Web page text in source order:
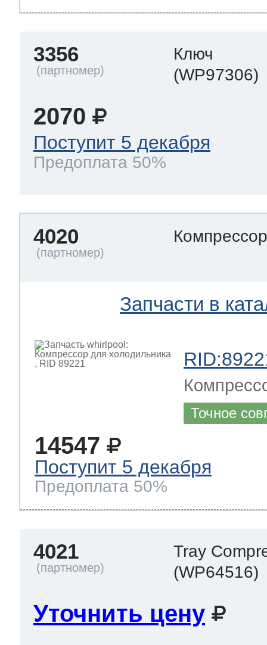
3356
Ключ
(WP97306)
2070
Поступит 5 декабря
Предоплата 50%
4020
Запчасти в
Точное
14547
Поступит 5 декабря
Предоплата 50%
4021
Tray
(WP64516)
Уточнить цену